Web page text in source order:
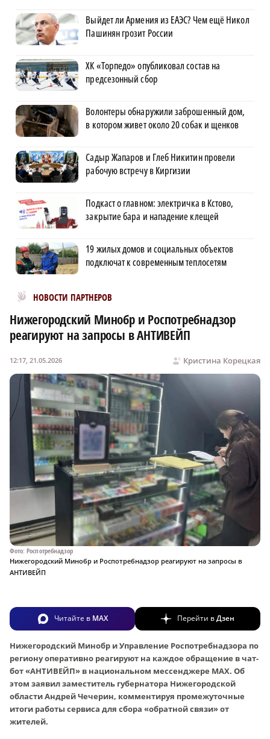
Выйдет ли Армения из ЕАЭС? Чем ещё Никол
Пашинян грозит России
ХК «Торпедо» опубликовал состав на
предсезонный сбор
Волонтеры обнаружили заброшенный дом,
в котором живет около 20 собак и щенков
Садыр Жапаров и Глеб Никитин провели
рабочую встречу в Киргизии
Подкаст о главном: электричка в Кстово,
закрытие бара и нападение клещей
19 жилых домов и социальных объектов
подключат к современным теплосетям
НОВОСТИ ПАРТНЕРОВ
Новости МирТесен
Нижегородский Минобр и Роспотребнадзор
реагируют на запросы в АНТИВЕЙП
Кристина Корецкая
12:17, 21.05.2026
Фото: Роспотребнадзор
Нижегородский Минобр и Роспотребнадзор реагируют на запросы в
АНТИВЕЙП
Читайте в MAX Перейти вДзен
Нижегородский Минобр и Управление Роспотребнадзора по
региону оперативно реагируют на каждое обращение в чат-
бот «АНТИВЕЙП» в национальном мессенджере МАХ. Об
этом заявил заместитель губернатора Нижегородской
области Андрей Чечерин, комментируя промежуточные
итоги работы сервиса для сбора «обратной связи» от
жителей.